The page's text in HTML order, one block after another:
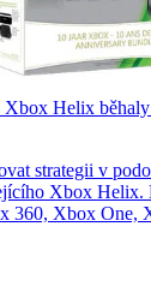
Helix
strategii v
Xbox Helix.
360, Xbox One,